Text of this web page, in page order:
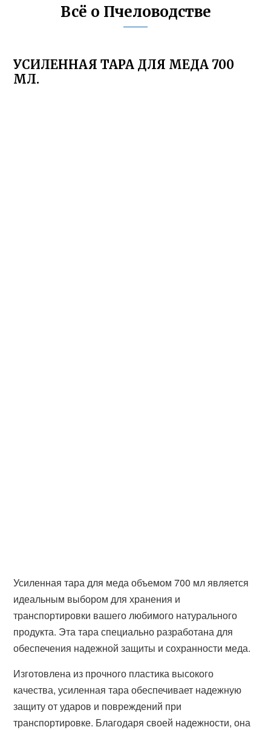
Всё о Пчеловодстве
УСИЛЕННАЯ ТАРА ДЛЯ МЕДА 700
МЛ.
Усиленная тара для меда объемом 700 мл является
идеальным выбором для хранения и
транспортировки вашего любимого натурального
продукта. Эта тара специально разработана для
обеспечения надежной защиты и сохранности меда.
Изготовлена из прочного пластика высокого
качества, усиленная тара обеспечивает надежную
защиту от ударов и повреждений при
транспортировке. Благодаря своей надежности, она